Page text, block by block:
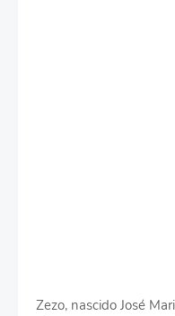
Zezo, nascido José